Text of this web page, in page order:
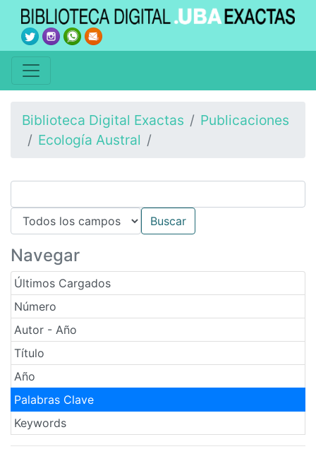
Biblioteca Digital Exactas
Publicaciones
Ecología Austral
Navegar
Últimos Cargados
Número
Autor - Año
Título
Año
Palabras Clave
Keywords